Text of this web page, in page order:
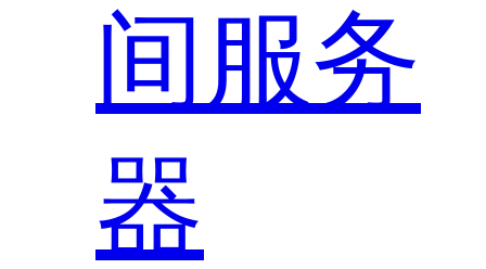
间服务
器